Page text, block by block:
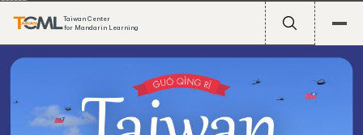
Taiwan Center
for Mandarin Learning